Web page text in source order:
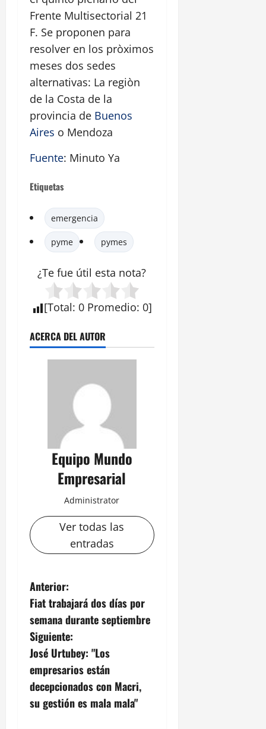
Frente Multisectorial 21
F. Se proponen para
resolver en los pròximos
meses dos sedes
alternativas: La regiòn
de la Costa de la
provincia de Buenos
Aires o Mendoza
Fuente: Minuto Ya
Etiquetas
emergencia
pyme pymes
¿Te fue útil esta nota?
[Total: 0 Promedio: 0]
ACERCA DEL AUTOR
Equipo Mundo
Empresarial
Administrator
Ver todas las
entradas
N
a
v
e
g
a
Anterior:
Fiat trabajará dos días por
semana durante septiembre
Siguiente:
José Urtubey: "Los
empresarios están
decepcionados con Macri,
su gestión es mala mala"